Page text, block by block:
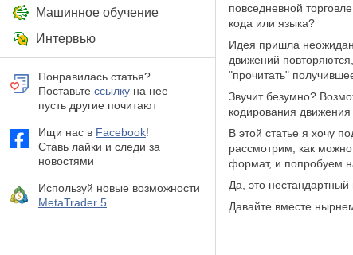
Машинное обучение
Интервью
Понравилась статья?
Поставьте ссылку на нее —
пусть другие почитают
Ищи нас в Facebook!
Ставь лайки и следи за
новостями
Используй новые возможности
MetaTrader 5
повседневной
кода или языка?
Идея пришла
движений
"прочитать"
Звучит безумно?
кодирования
В этой статье я хочу
рассмотрим, как
формат, и попробуем
Да, это
Давайте вместе